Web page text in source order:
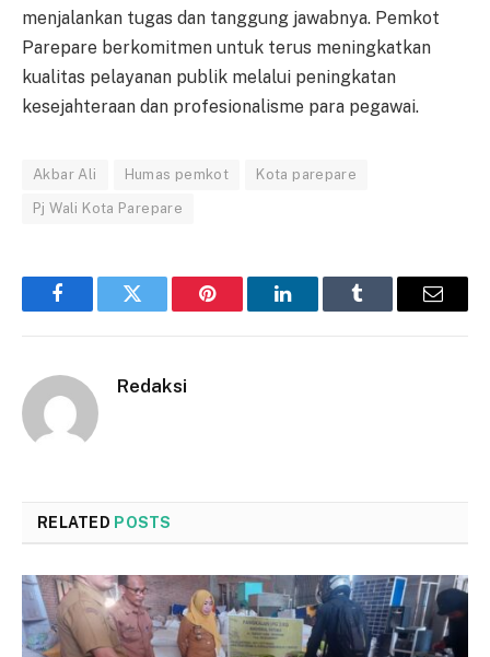
menjalankan tugas dan tanggung jawabnya. Pemkot
Parepare berkomitmen untuk terus meningkatkan
kualitas pelayanan publik melalui peningkatan
kesejahteraan dan profesionalisme para pegawai.
Akbar Ali Humas pemkot Kota parepare
Pj Wali Kota Parepare
FacebookTwitter Pinterest LinkedInTumblr Email
Redaksi
RELATED POSTS